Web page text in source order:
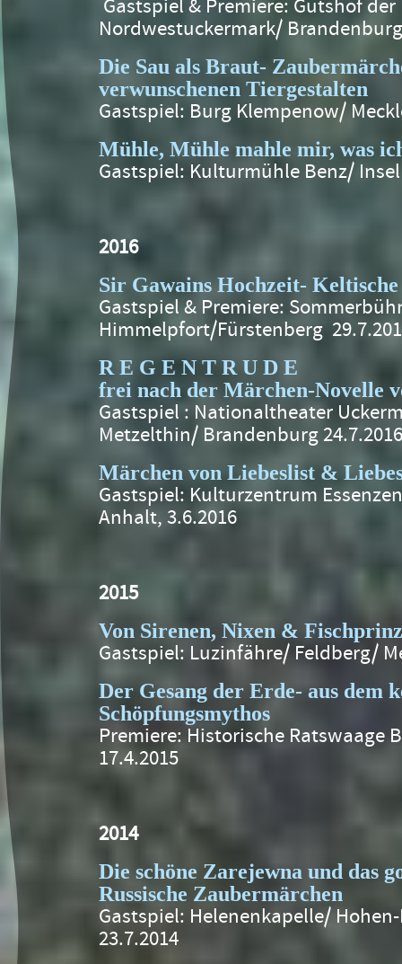
Gastspiel & Premiere: Gutshof
Nordwestuckermark/
Die Sau als Braut-
verwunschenen Tiergestalten
Gastspiel: Burg Klempenow/
Mühle, Mühle mahle mir, was
Gastspiel: Kulturmühle Benz/
2016
Sir Gawains Hochzeit-
Gastspiel & Premiere:
Himmelpfort/Fürstenberg
R E G E N T R U D E
frei nach der Märchen-Novelle
Gastspiel : Nationaltheater
Metzelthin/ Brandenburg 24.7.2016
Märchen von Liebeslist &
Gastspiel: Kulturzentrum
Anhalt, 3.6.2016
2015
Von Sirenen, Nixen &
Gastspiel: Luzinfähre/ Feldberg/
Der Gesang der Erde- aus dem
Schöpfungsmythos
Premiere: Historische Ratswaage
17.4.2015
2014
Die schöne Zarejewna und das
Russische Zaubermärchen
Gastspiel: Helenenkapelle/
23.7.2014